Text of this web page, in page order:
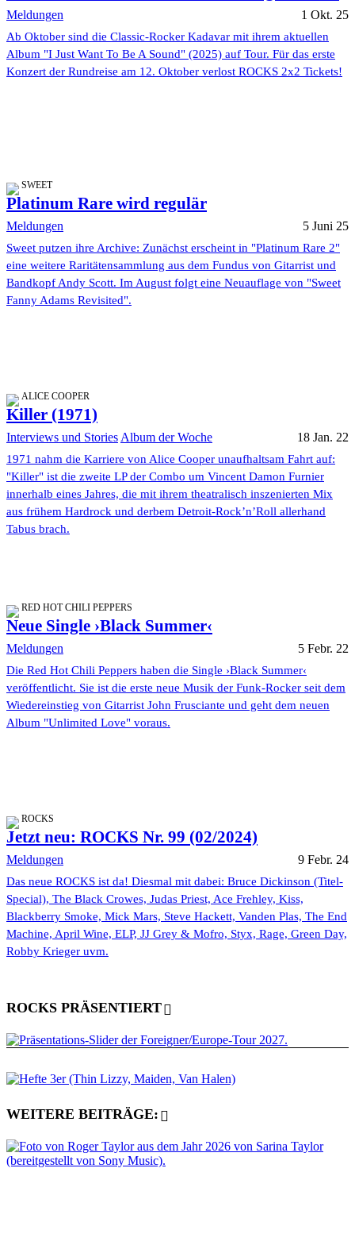
Meldungen 1 Okt. 25
Ab Oktober sind die Classic-Rocker Kadavar mit ihrem aktuellen
Album "I Just Want To Be A Sound" (2025) auf Tour. Für das erste
Konzert der Rundreise am 12. Oktober verlost ROCKS 2x2 Tickets!
SWEET
Platinum Rare wird regulär
Meldungen 5 Juni 25
Sweet putzen ihre Archive: Zunächst erscheint in "Platinum Rare 2"
eine weitere Raritätensammlung aus dem Fundus von Gitarrist und
Bandkopf Andy Scott. Im August folgt eine Neuauflage von "Sweet
Fanny Adams Revisited".
ALICE COOPER
Killer (1971)
Interviews und StoriesAlbum der Woche 18 Jan. 22
1971 nahm die Karriere von Alice Cooper unaufhaltsam Fahrt auf:
"Killer" ist die zweite LP der Combo um Vincent Damon Furnier
innerhalb eines Jahres, die mit ihrem theatralisch inszenierten Mix
aus frühem Hardrock und derbem Detroit-Rock’n’Roll allerhand
Tabus brach.
RED HOT CHILI PEPPERS
Neue Single ›Black Summer‹
Meldungen 5 Febr. 22
Die Red Hot Chili Peppers haben die Single ›Black Summer‹
veröffentlicht. Sie ist die erste neue Musik der Funk-Rocker seit dem
Wiedereinstieg von Gitarrist John Frusciante und geht dem neuen
Album "Unlimited Love" voraus.
ROCKS
Jetzt neu: ROCKS Nr. 99 (02/2024)
Meldungen 9 Febr. 24
Das neue ROCKS ist da! Diesmal mit dabei: Bruce Dickinson (Titel-
Special), The Black Crowes, Judas Priest, Ace Frehley, Kiss,
Blackberry Smoke, Mick Mars, Steve Hackett, Vanden Plas, The End
Machine, April Wine, ELP, JJ Grey & Mofro, Styx, Rage, Green Day,
Robby Krieger uvm.
ROCKS PRÄSENTIERT
WEITERE BEITRÄGE: